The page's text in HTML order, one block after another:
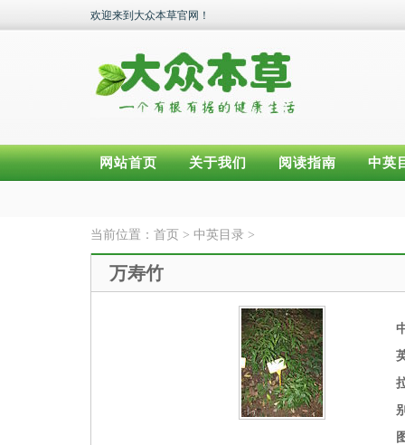
欢迎来到大众本草官网！
网站首页 关于我们 阅读指南 中英
当前位置： 首页 > 中英目录 >
万寿竹